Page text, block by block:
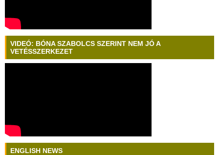
VIDEÓ: BÓNA SZABOLCS SZERINT NEM JÓ A
VETÉSSZERKEZET
ENGLISH NEWS